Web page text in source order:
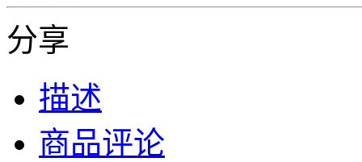
分享
描述
商品评论